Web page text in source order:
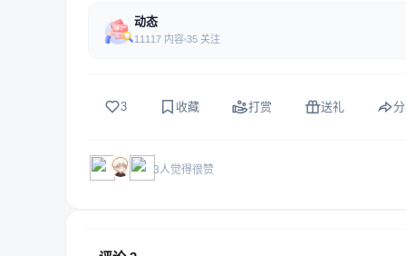
动态
11117 内容 35 关注
3 收藏 打赏 送礼
3人觉得很赞